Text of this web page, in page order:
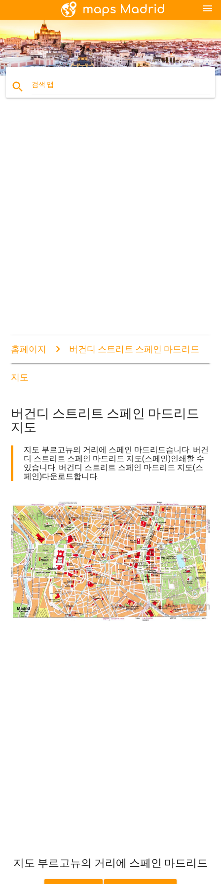
menu
search 검색 맵
홈페이지 버건디 스트리트 스페인 마드리드
지도
버건디 스트리트 스페인 마드리드
지도
지도 부르고뉴의 거리에 스페인 마드리드습니다. 버건
디 스트리트 스페인 마드리드 지도(스페인)인쇄할 수
있습니다. 버건디 스트리트 스페인 마드리드 지도(스
페인)다운로드합니다.
지도 부르고뉴의 거리에 스페인 마드리드